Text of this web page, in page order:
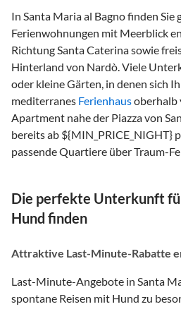
In Santa Maria al Bagno finden Sie
Ferienwohnungen mit Meerblick
Richtung Santa Caterina sowie
Hinterland von Nardò. Viele
oder kleine Gärten, in denen sich
mediterranes Ferienhausoberhalb
Apartment nahe der Piazza von
bereits ab ${MIN_PRICE_NIGHT}
passende Quartiere über Traum-
Die perfekte Unterkunft
Hund finden
Attraktive Last-Minute-Rabatte
Last-Minute-Angebote in Santa
spontane Reisen mit Hund zu